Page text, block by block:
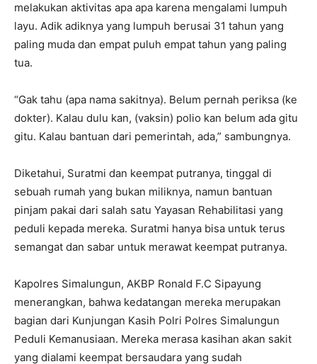
melakukan aktivitas apa apa karena mengalami lumpuh
layu. Adik adiknya yang lumpuh berusai 31 tahun yang
paling muda dan empat puluh empat tahun yang paling
tua.
“Gak tahu (apa nama sakitnya). Belum pernah periksa (ke
dokter). Kalau dulu kan, (vaksin) polio kan belum ada gitu
gitu. Kalau bantuan dari pemerintah, ada,” sambungnya.
Diketahui, Suratmi dan keempat putranya, tinggal di
sebuah rumah yang bukan miliknya, namun bantuan
pinjam pakai dari salah satu Yayasan Rehabilitasi yang
peduli kepada mereka. Suratmi hanya bisa untuk terus
semangat dan sabar untuk merawat keempat putranya.
Kapolres Simalungun, AKBP Ronald F.C Sipayung
menerangkan, bahwa kedatangan mereka merupakan
bagian dari Kunjungan Kasih Polri Polres Simalungun
Peduli Kemanusiaan. Mereka merasa kasihan akan sakit
yang dialami keempat bersaudara yang sudah